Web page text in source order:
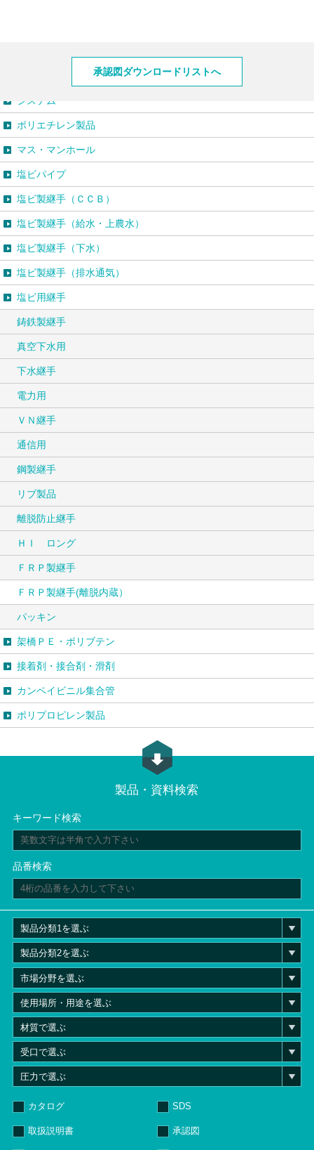
承認図ダウンロードリストへ
システム
ポリエチレン製品
マス・マンホール
塩ビパイプ
塩ビ製継手（ＣＣＢ）
塩ビ製継手（給水・上農水）
塩ビ製継手（下水）
塩ビ製継手（排水通気）
塩ビ用継手
鋳鉄製継手
真空下水用
下水継手
電力用
ＶＮ継手
通信用
鋼製継手
リブ製品
離脱防止継手
ＨＩ ロング
ＦＲＰ製継手
ＦＲＰ製継手(離脱内蔵）
パッキン
架橋ＰＥ・ポリブテン
接着剤・接合剤・滑剤
カンペイビニル集合管
ポリプロピレン製品
製品・資料検索
キーワード検索
品番検索
カタログ SDS
取扱説明書 承認図